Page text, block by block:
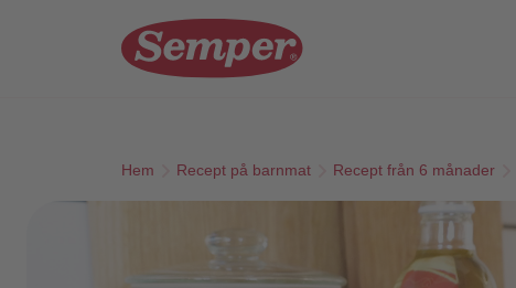
Skip to main content
Hem Recept på barnmat Recept från 6 månader